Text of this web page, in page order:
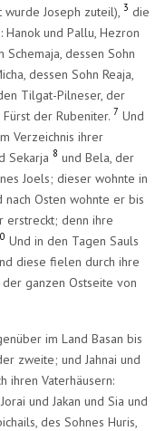
wurde Joseph zuteil),3 die
Hanok und Pallu, Hezron
Schemaja, dessen Sohn
dessen Sohn Reaja,
Tilgat-Pilneser, der
der Rubeniter. 7 Und
Verzeichnis ihrer
Sekarja 8 und Bela, der
Joels; dieser wohnte in
nach Osten wohnte er bis
erstreckt; denn ihre
Und in den Tagen Sauls
diese fielen durch ihre
ganzen Ostseite von
im Land Basan bis
zweite; und Jahnai und
ihren Vaterhäusern:
und Jakan und Sia und
des Sohnes Huris,